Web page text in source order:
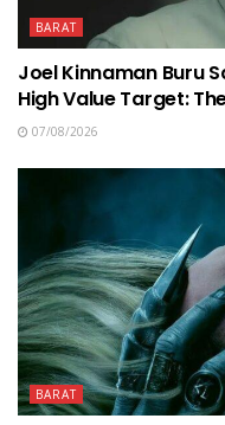
BARAT
Joel Kinnaman Buru
High Value Target:
07/08/2026
BARAT